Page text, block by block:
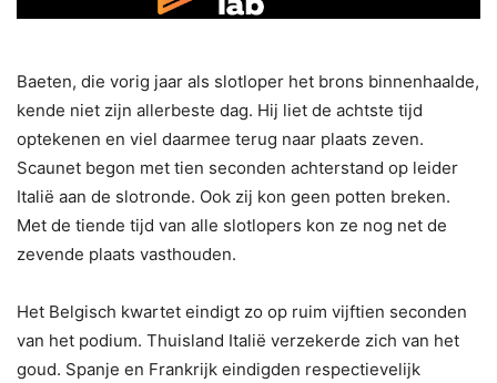
Baeten, die vorig jaar als slotloper het brons binnenhaalde,
kende niet zijn allerbeste dag. Hij liet de achtste tijd
optekenen en viel daarmee terug naar plaats zeven.
Scaunet begon met tien seconden achterstand op leider
Italië aan de slotronde. Ook zij kon geen potten breken.
Met de tiende tijd van alle slotlopers kon ze nog net de
zevende plaats vasthouden.
Het Belgisch kwartet eindigt zo op ruim vijftien seconden
van het podium. Thuisland Italië verzekerde zich van het
goud. Spanje en Frankrijk eindigden respectievelijk